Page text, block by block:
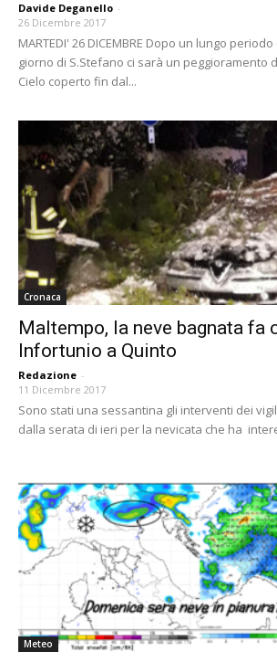
Davide Deganello -
26 Dicembre 2017
MARTEDI' 26 DICEMBRE Dopo un lungo
giorno di S.Stefano ci sarà un peggioramento
Cielo coperto fin dal...
Cronaca
Maltempo, la neve bagnata fa
Infortunio a Quinto
Redazione -
11 Dicembre 2017
Sono stati una sessantina gli interventi dei
dalla serata di ieri per la nevicata che ha
Meteo